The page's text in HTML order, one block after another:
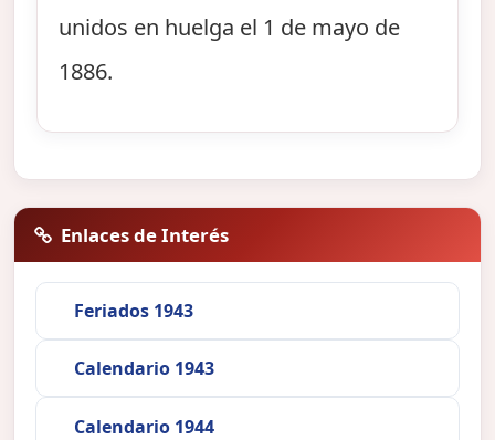
unidos en huelga el 1 de mayo de
1886.
Enlaces de Interés
Feriados 1943
Calendario 1943
Calendario 1944